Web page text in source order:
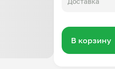
В корзину